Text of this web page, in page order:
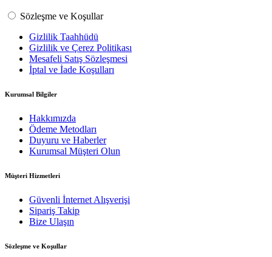
Sözleşme ve Koşullar
Gizlilik Taahhüdü
Gizlilik ve Çerez Politikası
Mesafeli Satış Sözleşmesi
İptal ve İade Koşulları
Kurumsal Bilgiler
Hakkımızda
Ödeme Metodları
Duyuru ve Haberler
Kurumsal Müşteri Olun
Müşteri Hizmetleri
Güvenli İnternet Alışverişi
Sipariş Takip
Bize Ulaşın
Sözleşme ve Koşullar